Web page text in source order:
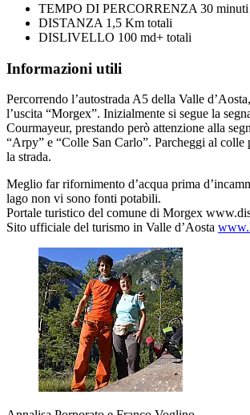
TEMPO DI PERCORRENZA 30
DISTANZA 1,5 Km totali
DISLIVELLO 100 md+ totali
Informazioni utili
Percorrendo l’autostrada A5 della Valle
l’uscita “Morgex”. Inizialmente si segue la
Courmayeur, prestando però attenzione alla
“Arpy” e “Colle San Carlo”. Parcheggi al colle
la strada.
Meglio far rifornimento d’acqua prima
lago non vi sono fonti potabili.
Portale turistico del comune di Morgex
Sito ufficiale del turismo in Valle d’Aosta